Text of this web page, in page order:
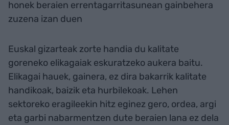
honek beraien errentagarritasunean gainbehera
zuzena izan duen
Euskal gizarteak zorte handia du kalitate
goreneko elikagaiak eskuratzeko aukera baitu.
Elikagai hauek, gainera, ez dira bakarrik kalitate
handikoak, baizik eta hurbilekoak. Lehen
sektoreko eragileekin hitz eginez gero, ordea, argi
eta garbi nabarmentzen dute beraien lana ez dela